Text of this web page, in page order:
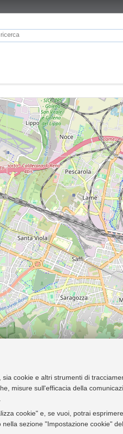
cookie e altri strumenti di
misure sull'efficacia della
cookie" e, se vuoi, potrai
sezione "Impostazione cookie" del